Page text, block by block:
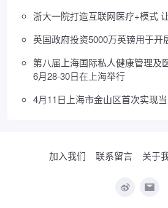
浙大一院打造互联网医疗+模式
英国政府投资5000万英镑用于开
第八届上海国际私人健康管理及
6月28-30日在上海举行
4月11日上海市金山区首次实现
加入我们 联系留言 关于